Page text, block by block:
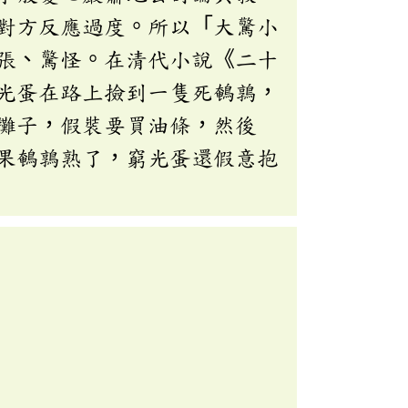
方反應過度。所以「大驚小
、驚怪。在清代小說《二十
蛋在路上撿到一隻死鵪鶉，
子，假裝要買油條，然後
鵪鶉熟了，窮光蛋還假意抱